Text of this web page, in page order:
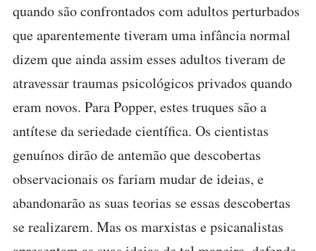
quando são confrontados com adultos perturbados
que aparentemente tiveram uma infância normal
dizem que ainda assim esses adultos tiveram de
atravessar traumas psicológicos privados quando
eram novos. Para Popper, estes truques são a
antítese da seriedade científica. Os cientistas
genuínos dirão de antemão que descobertas
observacionais os fariam mudar de ideias, e
abandonarão as suas teorias se essas descobertas
se realizarem. Mas os marxistas e psicanalistas